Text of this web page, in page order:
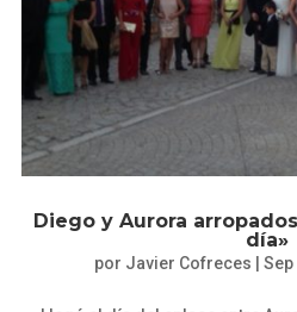
Diego y Aurora
día»
por Javier Cofreces |Sep